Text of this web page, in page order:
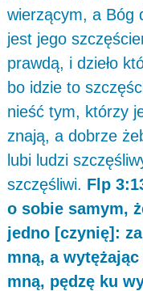
wierzącym, a Bóg
jest jego
prawdą, i dzieło
bo idzie to
nieść tym, którzy
znają, a dobrze
lubi ludzi
szczęśliwi. Flp
o sobie samym,
jedno [czynię]:
mną, a
mną, pędzę ku